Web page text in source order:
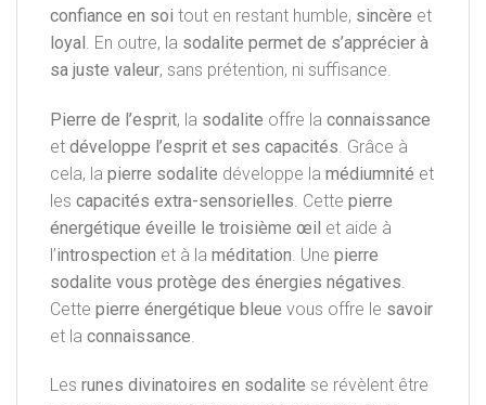
confiance en soi tout en restant humble, sincère et
loyal . En outre, la sodalite permet de s’apprécier à
sa juste valeur, sans prétention, ni suffisance.
Pierre de l’esprit, la sodalite offre la connaissance
et développe l’esprit et ses capacités . Grâce à
cela, la pierre sodalite développe la médiumnité et
les capacités extra-sensorielles . Cette pierre
énergétique éveille le troisième œil et aide à
l’introspection et à la méditation . Une pierre
sodalite vous protège des énergies négatives
Cette pierre énergétique bleue vous offre le savoir
et la connaissance
Les runes divinatoires en sodalite se révèlent être